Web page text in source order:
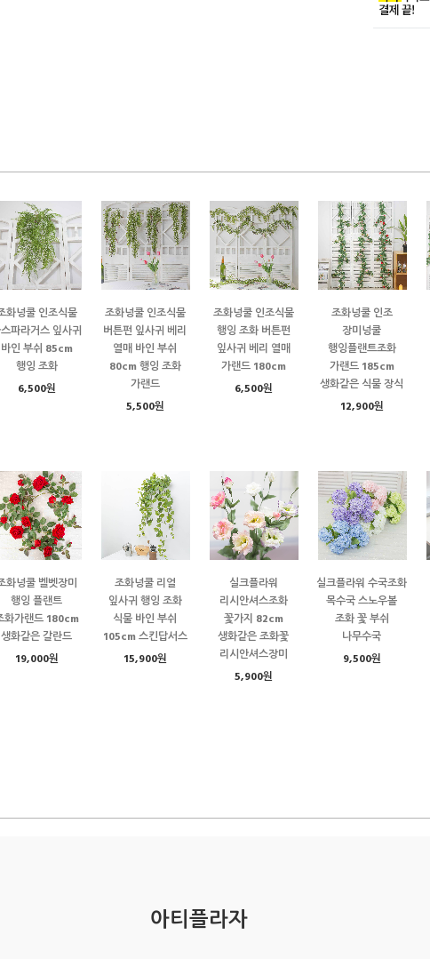
화넝쿨 인조식물
파라거스 잎사귀
바인 부쉬 85cm
행잉 조화
6,500원
조화넝쿨 인조식물
버튼펀 잎사귀 베리
열매 바인 부쉬
80cm 행잉 조화
가랜드
5,500원
조화넝쿨 인조식물
행잉 조화 버튼펀
잎사귀 베리 열매
가랜드 180cm
6,500원
조화넝쿨 인조
장미넝쿨
행잉플랜트조화
가랜드 185cm
생화같은 식물 장식
12,900원
화넝쿨 벨벳장미
행잉 플랜트
화가랜드 180cm
생화같은 갈란드
19,000원
조화넝쿨 리얼
잎사귀 행잉 조화
식물 바인 부쉬
105cm 스킨답서스
15,900원
실크플라워
리시안셔스조화
꽃가지 82cm
생화같은 조화꽃
리시안셔스장미
5,900원
실크플라워 수국조화
목수국 스노우볼
조화 꽃 부쉬
나무수국
9,500원
아티플라자